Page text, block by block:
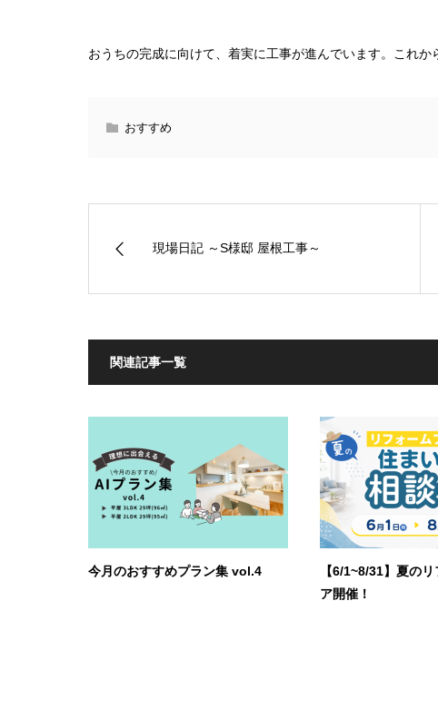
おうちの完成に向けて、着実に工事が進んでいます。これか
おすすめ
現場日記 ～S様邸 屋根工事～
関連記事一覧
今月のおすすめプラン集 vol.4
【6/1~8/31】夏の
ア開催！